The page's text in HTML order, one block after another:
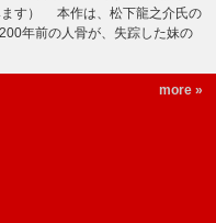
ます） 本作は、松下龍之介氏の
年前の人骨が、失踪した妹の
more »